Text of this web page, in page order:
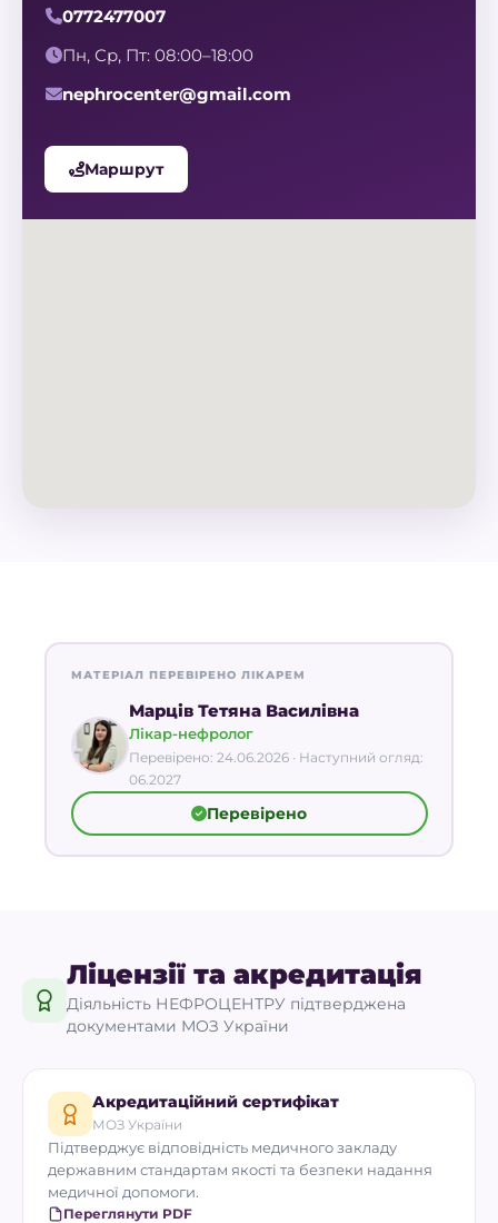
0772477007
Пн, Ср, Пт: 08:00–18:00
nephrocenter@gmail.com
Маршрут
МАТЕРІАЛ ПЕРЕВІРЕНО ЛІКАРЕМ
Марців Тетяна Василівна
Лікар-нефролог
Перевірено: 24.06.2026 · Наступний огляд:
06.2027
Перевірено
Ліцензії та акредитація
Діяльність НЕФРОЦЕНТРУ підтверджена
документами МОЗ України
Акредитаційний сертифікат
МОЗ України
Підтверджує відповідність медичного закладу
державним стандартам якості та безпеки надання
медичної допомоги.
Переглянути PDF